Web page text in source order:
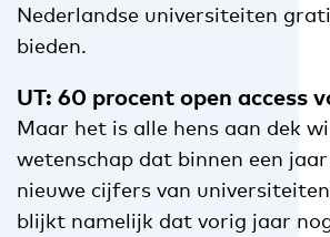
Nederlandse universiteiten
bieden.
UT: 60 procent open access
Maar het is alle hens aan dek
wetenschap dat binnen een
nieuwe cijfers van
blijkt namelijk dat vorig jaar